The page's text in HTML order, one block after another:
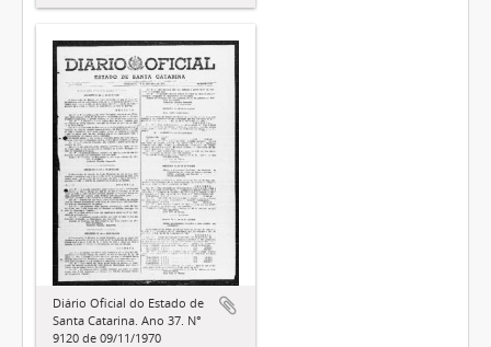
Diário Oficial do Estado de
Santa Catarina. Ano 37. N°
9120 de 09/11/1970